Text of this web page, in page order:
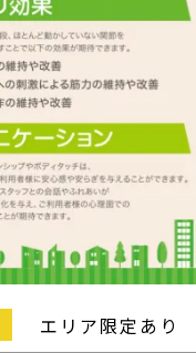
エリア限定あり